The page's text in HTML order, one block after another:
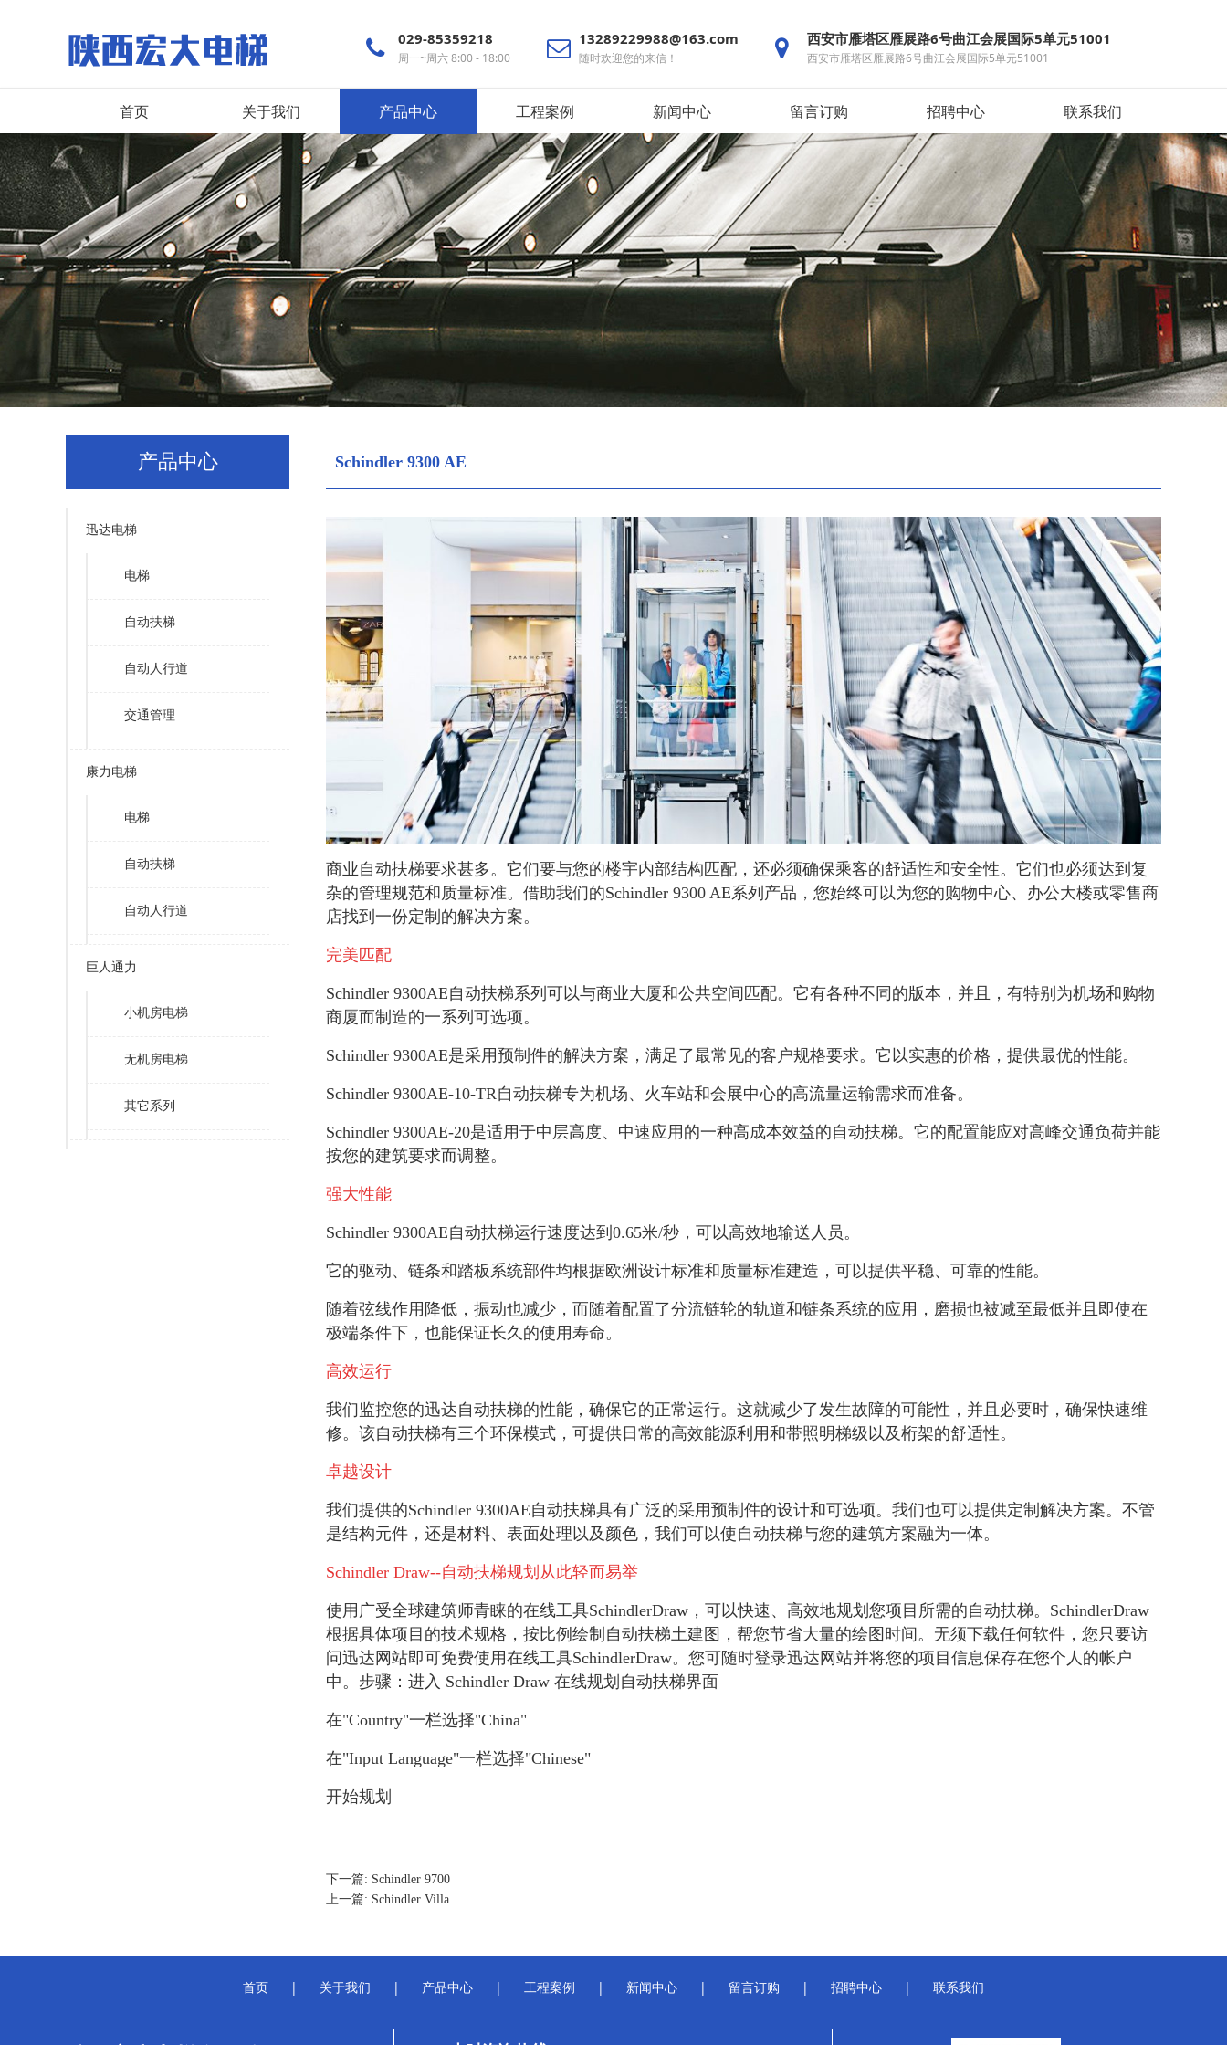
西安市雁塔区雁展路6号曲江会展国际5单元51001
西安市雁塔区雁展路6号曲江会展国际5单元51001
13289229988@163.com
随时欢迎您的来信！
029-85359218
周一~周六 8:00 - 18:00
首页 关于我们 产品中心 工程案例 新闻中心 留言订购 招聘中心 联系我们
产品中心
迅达电梯
电梯
自动扶梯
自动人行道
交通管理
康力电梯
电梯
自动扶梯
自动人行道
巨人通力
小机房电梯
无机房电梯
其它系列
Schindler 9300 AE
商业自动扶梯要求甚多。它们要与您的楼宇内部结构匹配，还必须确保乘客的舒适性和安全性。它们也必须达到复
杂的管理规范和质量标准。借助我们的Schindler 9300 AE系列产品，您始终可以为您的购物中心、办公大楼或零售商
店找到一份定制的解决方案。
完美匹配
Schindler 9300AE自动扶梯系列可以与商业大厦和公共空间匹配。它有各种不同的版本，并且，有特别为机场和购物
商厦而制造的一系列可选项。
Schindler 9300AE是采用预制件的解决方案，满足了最常见的客户规格要求。它以实惠的价格，提供最优的性能。
Schindler 9300AE-10-TR自动扶梯专为机场、火车站和会展中心的高流量运输需求而准备。
Schindler 9300AE-20是适用于中层高度、中速应用的一种高成本效益的自动扶梯。它的配置能应对高峰交通负荷并能
按您的建筑要求而调整。
强大性能
Schindler 9300AE自动扶梯运行速度达到0.65米/秒，可以高效地输送人员。
它的驱动、链条和踏板系统部件均根据欧洲设计标准和质量标准建造，可以提供平稳、可靠的性能。
随着弦线作用降低，振动也减少，而随着配置了分流链轮的轨道和链条系统的应用，磨损也被减至最低并且即使在
极端条件下，也能保证长久的使用寿命。
高效运行
我们监控您的迅达自动扶梯的性能，确保它的正常运行。这就减少了发生故障的可能性，并且必要时，确保快速维
修。该自动扶梯有三个环保模式，可提供日常的高效能源利用和带照明梯级以及桁架的舒适性。
卓越设计
我们提供的Schindler 9300AE自动扶梯具有广泛的采用预制件的设计和可选项。我们也可以提供定制解决方案。不管
是结构元件，还是材料、表面处理以及颜色，我们可以使自动扶梯与您的建筑方案融为一体。
Schindler Draw--自动扶梯规划从此轻而易举
使用广受全球建筑师青睐的在线工具SchindlerDraw，可以快速、高效地规划您项目所需的自动扶梯。SchindlerDraw
根据具体项目的技术规格，按比例绘制自动扶梯土建图，帮您节省大量的绘图时间。无须下载任何软件，您只要访
问迅达网站即可免费使用在线工具SchindlerDraw。您可随时登录迅达网站并将您的项目信息保存在您个人的帐户
中。步骤：进入 Schindler Draw 在线规划自动扶梯界面
在"Country"一栏选择"China"
在"Input Language"一栏选择"Chinese"
开始规划
下一篇: Schindler 9700
上一篇: Schindler Villa
首页 | 关于我们 | 产品中心 | 工程案例 | 新闻中心 | 留言订购 | 招聘中心 | 联系我们